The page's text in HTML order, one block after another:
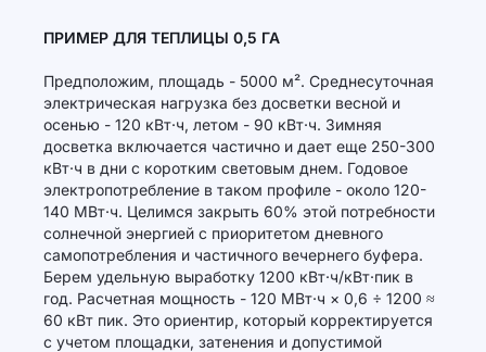
ПРИМЕР ДЛЯ ТЕПЛИЦЫ 0,5 ГА
Предположим, площадь - 5000 м². Среднесуточная
электрическая нагрузка без досветки весной и
осенью - 120 кВт·ч, летом - 90 кВт·ч. Зимняя
досветка включается частично и дает еще 250-300
кВт·ч в дни с коротким световым днем. Годовое
электропотребление в таком профиле - около 120-
140 МВт·ч. Целимся закрыть 60% этой потребности
солнечной энергией с приоритетом дневного
самопотребления и частичного вечернего буфера.
Берем удельную выработку 1200 кВт·ч/кВт·пик в
год. Расчетная мощность - 120 МВт·ч × 0,6 ÷ 1200 ≈
60 кВт пик. Это ориентир, который корректируется
с учетом площадки, затенения и допустимой